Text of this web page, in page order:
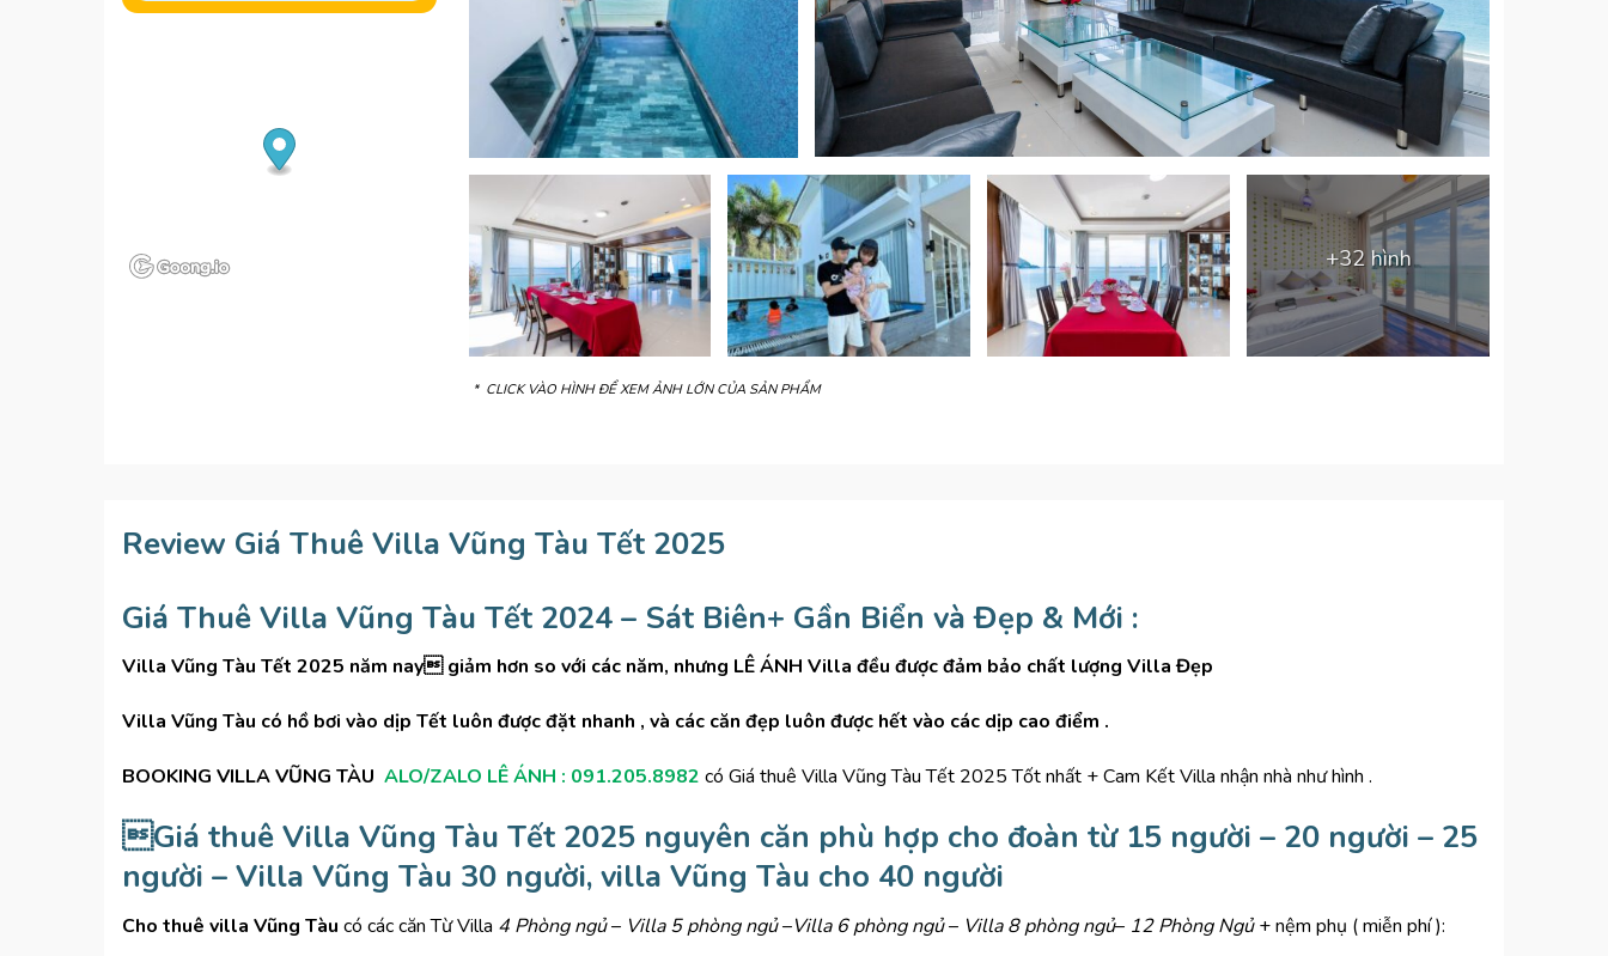
+32 hình
* CLICK VÀO HÌNH ĐỂ XEM ẢNH LỚN CỦA SẢN PHẨM
Review Giá Thuê Villa Vũng Tàu Tết 2025
Giá Thuê Villa Vũng Tàu Tết 2024 – Sát Biên+ Gần Biển và Đẹp & Mới :
Villa Vũng Tàu Tết 2025 năm nay giảm hơn so với các năm, nhưng LÊ ÁNH Villa đều được đảm bảo chất lượng Villa Đẹp
Villa Vũng Tàu có hồ bơi vào dịp Tết luôn được đặt nhanh , và các căn đẹp luôn được hết vào các dịp cao điểm .
BOOKING VILLA VŨNG TÀU ALO/ZALO LÊ ÁNH : 091.205.8982 có Giá thuê Villa Vũng Tàu Tết 2025 Tốt nhất + Cam Kết Villa nhận nhà như hình .
Giá thuê Villa Vũng Tàu Tết 2025 nguyên căn phù hợp cho đoàn từ 15 người – 20 người – 25
người – Villa Vũng Tàu 30 người, villa Vũng Tàu cho 40 người
Cho thuê villa Vũng Tàu có các căn Từ Villa 4 Phòng ngủ– Villa 5 phòng ngủ–Villa 6 phòng ngủ– Villa 8 phòng ngủ– 12 Phòng Ngủ+ nệm phụ ( miễn phí ):